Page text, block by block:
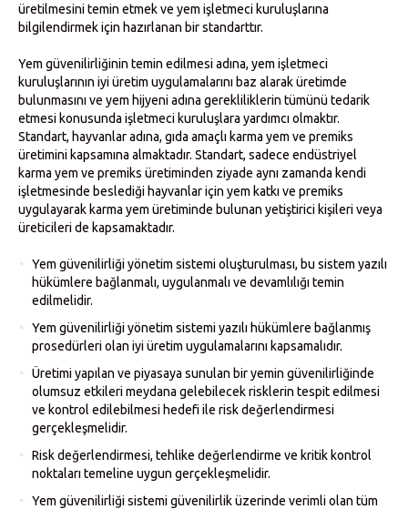
üretilmesini temin etmek ve yem işletmeci kuruluşlarına
bilgilendirmek için hazırlanan bir standarttır.
Yem güvenilirliğinin temin edilmesi adına, yem işletmeci
kuruluşlarının iyi üretim uygulamalarını baz alarak üretimde
bulunmasını ve yem hijyeni adına gerekliliklerin tümünü tedarik
etmesi konusunda işletmeci kuruluşlara yardımcı olmaktır.
Standart, hayvanlar adına, gıda amaçlı karma yem ve premiks
üretimini kapsamına almaktadır. Standart, sadece endüstriyel
karma yem ve premiks üretiminden ziyade aynı zamanda kendi
işletmesinde beslediği hayvanlar için yem katkı ve premiks
uygulayarak karma yem üretiminde bulunan yetiştirici kişileri veya
üreticileri de kapsamaktadır.
Yem güvenilirliği yönetim sistemi oluşturulması, bu sistem yazılı
hükümlere bağlanmalı, uygulanmalı ve devamlılığı temin
edilmelidir.
Yem güvenilirliği yönetim sistemi yazılı hükümlere bağlanmış
prosedürleri olan iyi üretim uygulamalarını kapsamalıdır.
Üretimi yapılan ve piyasaya sunulan bir yemin güvenilirliğinde
olumsuz etkileri meydana gelebilecek risklerin tespit edilmesi
ve kontrol edilebilmesi hedefi ile risk değerlendirmesi
gerçekleşmelidir.
Risk değerlendirmesi, tehlike değerlendirme ve kritik kontrol
noktaları temeline uygun gerçekleşmelidir.
Yem güvenilirliği sistemi güvenilirlik üzerinde verimli olan tüm